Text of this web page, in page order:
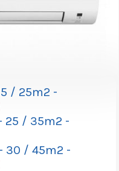
/ 25m2 -
25 / 35m2 -
30 / 45m2 -